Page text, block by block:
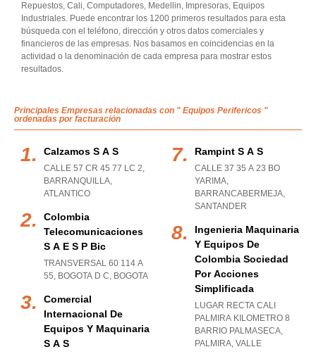
Repuestos, Cali, Computadores, Medellin, Impresoras, Equipos
Industriales. Puede encontrar los 1200 primeros resultados para esta
búsqueda con el teléfono, dirección y otros datos comerciales y
financieros de las empresas. Nos basamos en coincidencias en la
actividad o la denominación de cada empresa para mostrar estos
resultados.
Principales Empresas relacionadas con " Equipos Perifericos "
ordenadas por facturación
Calzamos S A S
CALLE 57 CR 45 77 LC 2,
BARRANQUILLA,
ATLANTICO
Colombia
Telecomunicaciones
S A E S P Bic
TRANSVERSAL 60 114 A
55, BOGOTA D C, BOGOTA
Comercial
Internacional De
Equipos Y Maquinaria
S A S
Rampint S A S
CALLE 37 35 A 23 BO
YARIMA,
BARRANCABERMEJA,
SANTANDER
Ingenieria Maquinaria
Y Equipos De
Colombia Sociedad
Por Acciones
Simplificada
LUGAR RECTA CALI
PALMIRA KILOMETRO 8
BARRIO PALMASECA,
PALMIRA, VALLE